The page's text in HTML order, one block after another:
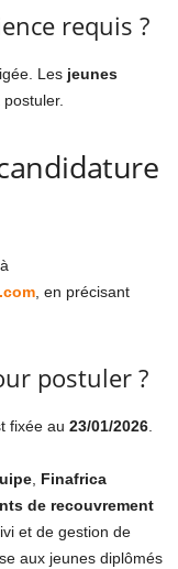
requis ?
Les jeunes
, en précisant
postuler ?
fixée au 23/01/2026.
, Finafrica
de recouvrement
et de gestion de
aux jeunes diplômés